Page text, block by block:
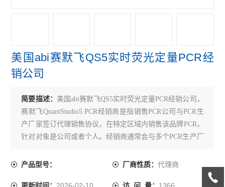
赛默飞QuantStudio5 PCR
赛默飞QuantStudio3 PCR
伯乐CFX Connect PCR仪
伯乐S1000 PCR仪
伯乐CFX Opus 96 PCR
美国abi赛默飞QS5实时荧光定量PCR经
销公司
简要描述： 美国abi赛默飞QS5实时荧光定量PCR经销公司，
赛默飞QuantStudio5 PCR经销商是指销售PCR公司与PCR生
产厂家签订代理销售协议，在特定区域内销售该品牌PCR，
针对对象是公司或者个人。经销商通常会与多个PCR生产厂
求。
产品型号： 厂商性质： 代理商